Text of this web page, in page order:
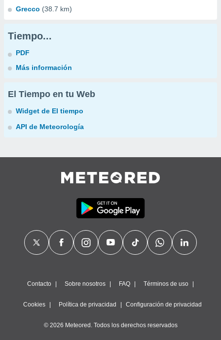
Grecco (38.7 km)
Tiempo...
PDF
Más información
El Tiempo en tu Web
Widget de El tiempo
API de Meteorología
Contacto Sobre nosotros FAQ Términos de uso
Cookies Política de privacidad Configuración de privacidad
© 2026 Meteored. Todos los derechos reservados